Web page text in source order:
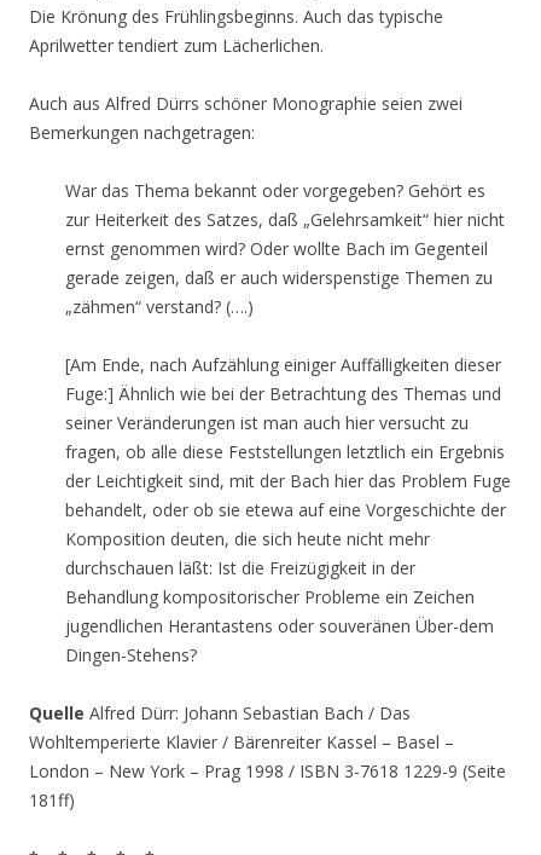
Die Krönung des Frühlingsbeginns. Auch das typische
Aprilwetter tendiert zum Lächerlichen.
Auch aus Alfred Dürrs schöner Monographie seien zwei
Bemerkungen nachgetragen:
War das Thema bekannt oder vorgegeben? Gehört es
zur Heiterkeit des Satzes, daß „Gelehrsamkeit“ hier nicht
ernst genommen wird? Oder wollte Bach im Gegenteil
gerade zeigen, daß er auch widerspenstige Themen zu
„zähmen“ verstand? (….)
[Am Ende, nach Aufzählung einiger Auffälligkeiten dieser
Fuge:] Ähnlich wie bei der Betrachtung des Themas und
seiner Veränderungen ist man auch hier versucht zu
fragen, ob alle diese Feststellungen letztlich ein Ergebnis
der Leichtigkeit sind, mit der Bach hier das Problem Fuge
behandelt, oder ob sie etewa auf eine Vorgeschichte der
Komposition deuten, die sich heute nicht mehr
durchschauen läßt: Ist die Freizügigkeit in der
Behandlung kompositorischer Probleme ein Zeichen
jugendlichen Herantastens oder souveränen Über-dem
Dingen-Stehens?
Quelle Alfred Dürr: Johann Sebastian Bach / Das
Wohltemperierte Klavier / Bärenreiter Kassel – Basel –
London – New York – Prag 1998 / ISBN 3-7618 1229-9 (Seite
181ff)